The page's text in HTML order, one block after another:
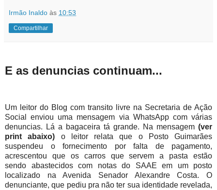
Irmão Inaldo às 10:53
Compartilhar
E as denuncias continuam...
Um leitor do Blog com transito livre na Secretaria de Ação
Social enviou uma mensagem via WhatsApp com várias
denuncias. Lá a bagaceira tá grande. Na mensagem (ver
print abaixo) o leitor relata que o Posto Guimarães
suspendeu o fornecimento por falta de pagamento,
acrescentou que os carros que servem a pasta estão
sendo abastecidos com notas do SAAE em um posto
localizado na Avenida Senador Alexandre Costa. O
denunciante, que pediu pra não ter sua identidade revelada,